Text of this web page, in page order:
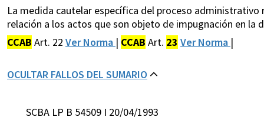
La medida cautelar específica del proceso administrativo
relación a los actos que son objeto de impugnación en la
CCAB Art. 22 Ver Norma | CCAB Art. 23 Ver Norma |
OCULTAR FALLOS DEL SUMARIO
SCBA LP B 54509 I 20/04/1993